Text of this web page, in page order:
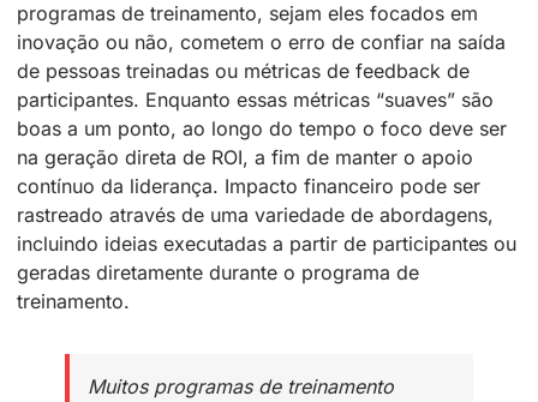
programas de treinamento, sejam eles focados em
inovação ou não, cometem o erro de confiar na saída
de pessoas treinadas ou métricas de feedback de
participantes. Enquanto essas métricas “suaves” são
boas a um ponto, ao longo do tempo o foco deve ser
na geração direta de ROI, a fim de manter o apoio
contínuo da liderança. Impacto financeiro pode ser
rastreado através de uma variedade de abordagens,
incluindo ideias executadas a partir de participantes ou
geradas diretamente durante o programa de
treinamento.
Muitos programas de treinamento